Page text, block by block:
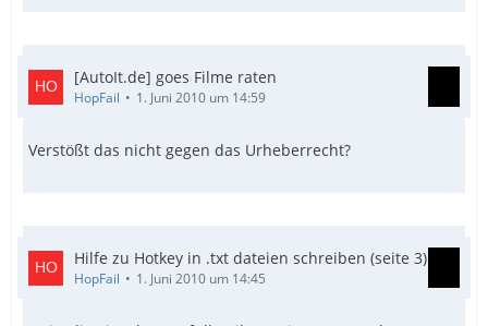
[AutoIt.de] goes Filme raten
HopFail 1. Juni 2010 um 14:59
Verstößt das nicht gegen das Urheberrecht?
Hilfe zu Hotkey in .txt dateien schreiben (seite 3)
HopFail 1. Juni 2010 um 14:45